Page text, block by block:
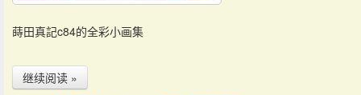
蒔田真記c84的全彩小画集
继续阅读 »